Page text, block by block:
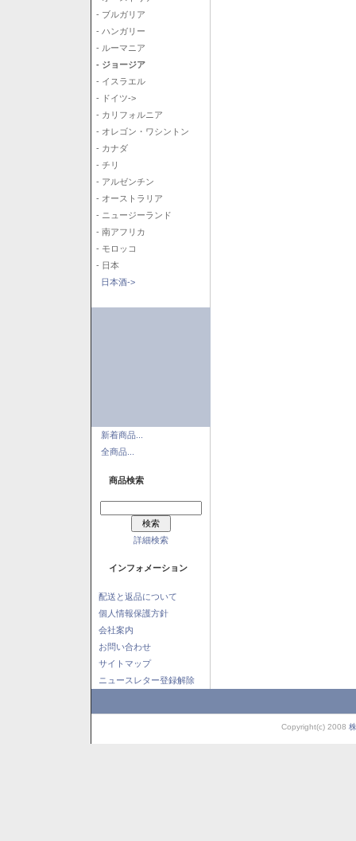
- ブルガリア
- ハンガリー
- ルーマニア
- ジョージア
- イスラエル
- ドイツ->
- カリフォルニア
- オレゴン・ワシントン
- カナダ
- チリ
- アルゼンチン
- オーストラリア
- ニュージーランド
- 南アフリカ
- モロッコ
- 日本
日本酒->
新着商品...
全商品...
商品検索
詳細検索
インフォメーション
配送と返品について
個人情報保護方針
会社案内
お問い合わせ
サイトマップ
ニュースレター登録解除
Copyright(c) 2008